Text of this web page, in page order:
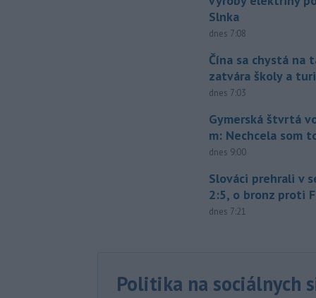
Slnka
dnes 7:08
Čína sa chystá na
zatvára školy a
dnes 7:03
Gymerská štvrtá
m: Nechcela som
dnes 9:00
Slováci prehrali v
2:5, o bronz proti
dnes 7:21
Politika na sociálnych